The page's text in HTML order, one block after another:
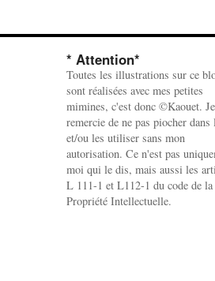
* Attention*
Toutes les illustrations sur ce
sont réalisées avec mes petites
mimines, c'est donc ©Kaouet.
remercie de ne pas piocher dans
et/ou les utiliser sans mon
autorisation. Ce n'est pas
moi qui le dis, mais aussi les
L 111-1 et L112-1 du code de la
Propriété Intellectuelle.